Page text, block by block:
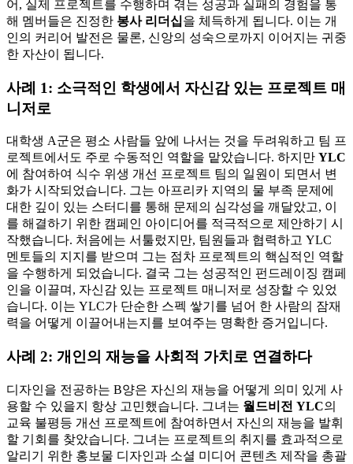
어, 실제 프로젝트를 수행하며 겪는 성공과 실패의 경험을 통
해 멤버들은 진정한 봉사 리더십을 체득하게 됩니다. 이는 개
인의 커리어 발전은 물론, 신앙의 성숙으로까지 이어지는 귀중
한 자산이 됩니다.
사례 1: 소극적인 학생에서 자신감 있는 프로젝트 매
니저로
대학생 A군은 평소 사람들 앞에 나서는 것을 두려워하고 팀 프
로젝트에서도 주로 수동적인 역할을 맡았습니다. 하지만 YLC
에 참여하여 식수 위생 개선 프로젝트 팀의 일원이 되면서 변
화가 시작되었습니다. 그는 아프리카 지역의 물 부족 문제에
대한 깊이 있는 스터디를 통해 문제의 심각성을 깨달았고, 이
를 해결하기 위한 캠페인 아이디어를 적극적으로 제안하기 시
작했습니다. 처음에는 서툴렀지만, 팀원들과 협력하고 YLC
멘토들의 지지를 받으며 그는 점차 프로젝트의 핵심적인 역할
을 수행하게 되었습니다. 결국 그는 성공적인 펀드레이징 캠페
인을 이끌며, 자신감 있는 프로젝트 매니저로 성장할 수 있었
습니다. 이는 YLC가 단순한 스펙 쌓기를 넘어 한 사람의 잠재
력을 어떻게 이끌어내는지를 보여주는 명확한 증거입니다.
사례 2: 개인의 재능을 사회적 가치로 연결하다
디자인을 전공하는 B양은 자신의 재능을 어떻게 의미 있게 사
용할 수 있을지 항상 고민했습니다. 그녀는 월드비전 YLC의
교육 불평등 개선 프로젝트에 참여하면서 자신의 재능을 발휘
할 기회를 찾았습니다. 그녀는 프로젝트의 취지를 효과적으로
알리기 위한 홍보물 디자인과 소셜 미디어 콘텐츠 제작을 총괄